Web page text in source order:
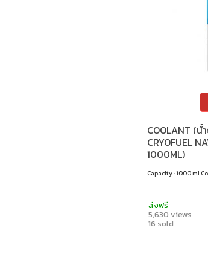
COOLANT (น้
CRYOFUEL
1000ML)
Capacity : 1000 ml
ส่งฟรี
5,630 views
16 sold